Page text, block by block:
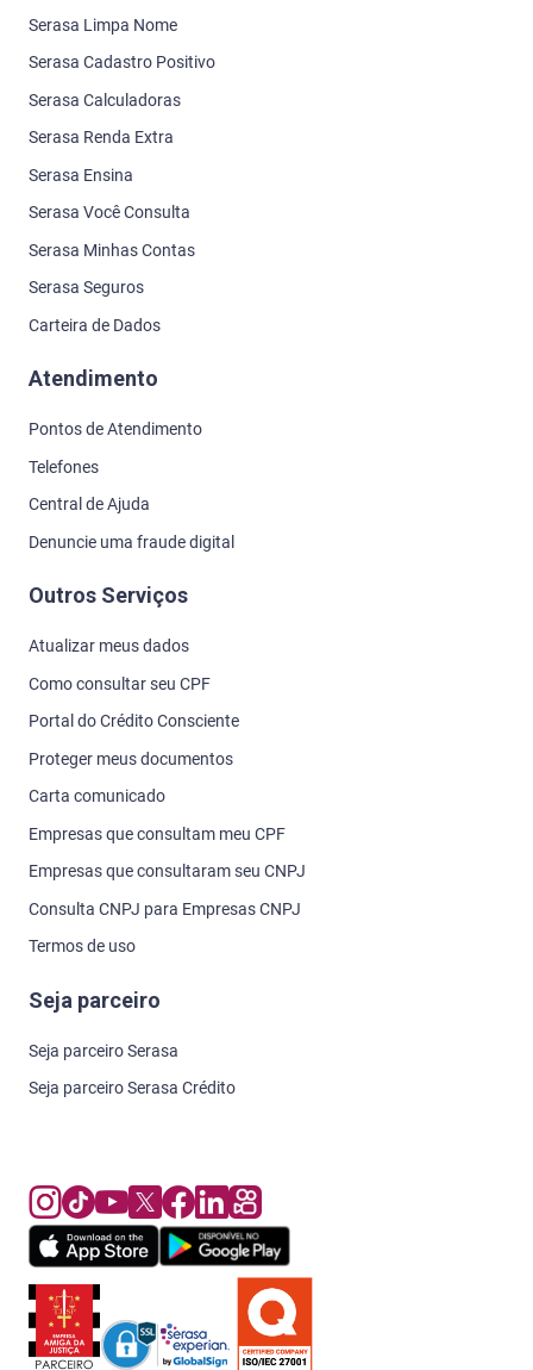
Serasa Limpa Nome
Serasa Cadastro Positivo
Serasa Calculadoras
Serasa Renda Extra
Serasa Ensina
Serasa Você Consulta
Serasa Minhas Contas
Serasa Seguros
Carteira de Dados
Atendimento
Pontos de Atendimento
Telefones
Central de Ajuda
Denuncie uma fraude digital
Outros Serviços
Atualizar meus dados
Como consultar seu CPF
Portal do Crédito Consciente
Proteger meus documentos
Carta comunicado
Empresas que consultam meu CPF
Empresas que consultaram seu CNPJ
Consulta CNPJ para Empresas CNPJ
Termos de uso
Seja parceiro
Seja parceiro Serasa
Seja parceiro Serasa Crédito